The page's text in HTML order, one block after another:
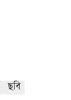
ছবি